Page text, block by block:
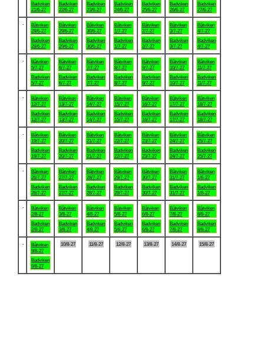
Badviken
21/6-27
Badviken
22/6-27
Badviken
23/6-27
Badviken
24/6-27
Badviken
25/6-27
Badviken
26/6-27
Badviken
27/6-27
Båtviken
28/6-27
Badviken
28/6-27
Båtviken
29/6-27
Badviken
29/6-27
Båtviken
30/6-27
Badviken
30/6-27
Båtviken
1/7-27
Badviken
1/7-27
Båtviken
2/7-27
Badviken
2/7-27
Båtviken
3/7-27
Badviken
3/7-27
Båtviken
4/7-27
Badviken
4/7-27
Båtviken
5/7-27
Badviken
5/7-27
Båtviken
6/7-27
Badviken
6/7-27
Båtviken
7/7-27
Badviken
7/7-27
Båtviken
8/7-27
Badviken
8/7-27
Båtviken
9/7-27
Badviken
9/7-27
Båtviken
10/7-27
Badviken
10/7-27
Båtviken
11/7-27
Badviken
11/7-27
Båtviken
12/7-27
Badviken
12/7-27
Båtviken
13/7-27
Badviken
13/7-27
Båtviken
14/7-27
Badviken
14/7-27
Båtviken
15/7-27
Badviken
15/7-27
Båtviken
16/7-27
Badviken
16/7-27
Båtviken
17/7-27
Badviken
17/7-27
Båtviken
18/7-27
Badviken
18/7-27
Båtviken
19/7-27
Badviken
19/7-27
Båtviken
20/7-27
Badviken
20/7-27
Båtviken
21/7-27
Badviken
21/7-27
Båtviken
22/7-27
Badviken
22/7-27
Båtviken
23/7-27
Badviken
23/7-27
Båtviken
24/7-27
Badviken
24/7-27
Båtviken
25/7-27
Badviken
25/7-27
Båtviken
26/7-27
Badviken
26/7-27
Båtviken
27/7-27
Badviken
27/7-27
Båtviken
28/7-27
Badviken
28/7-27
Båtviken
29/7-27
Badviken
29/7-27
Båtviken
30/7-27
Badviken
30/7-27
Båtviken
31/7-27
Badviken
31/7-27
Båtviken
1/8-27
Badviken
1/8-27
Båtviken
2/8-27
Badviken
2/8-27
Båtviken
3/8-27
Badviken
3/8-27
Båtviken
4/8-27
Badviken
4/8-27
Båtviken
5/8-27
Badviken
5/8-27
Båtviken
6/8-27
Badviken
6/8-27
Båtviken
7/8-27
Badviken
7/8-27
Båtviken
8/8-27
Badviken
8/8-27
Båtviken
9/8-27
Badviken
9/8-27
10/8-27 11/8-27 12/8-27 13/8-27 14/8-27 15/8-27